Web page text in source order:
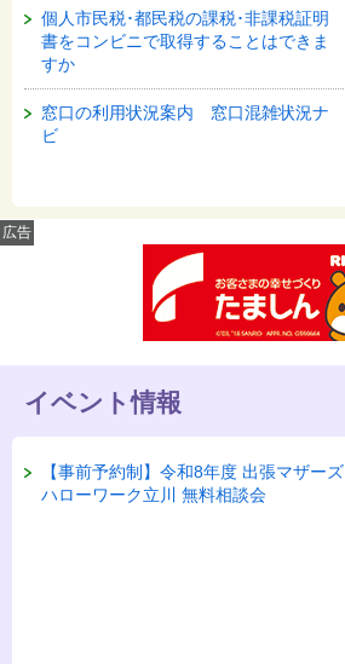
個人市民税･都民税の課税･非課税証明
書をコンビニで取得することはできま
すか
窓口の利用状況案内 窓口混雑状況ナ
ビ
広告
イベント情報
【事前予約制】令和8年度 出張マザーズ
ハローワーク立川 無料相談会